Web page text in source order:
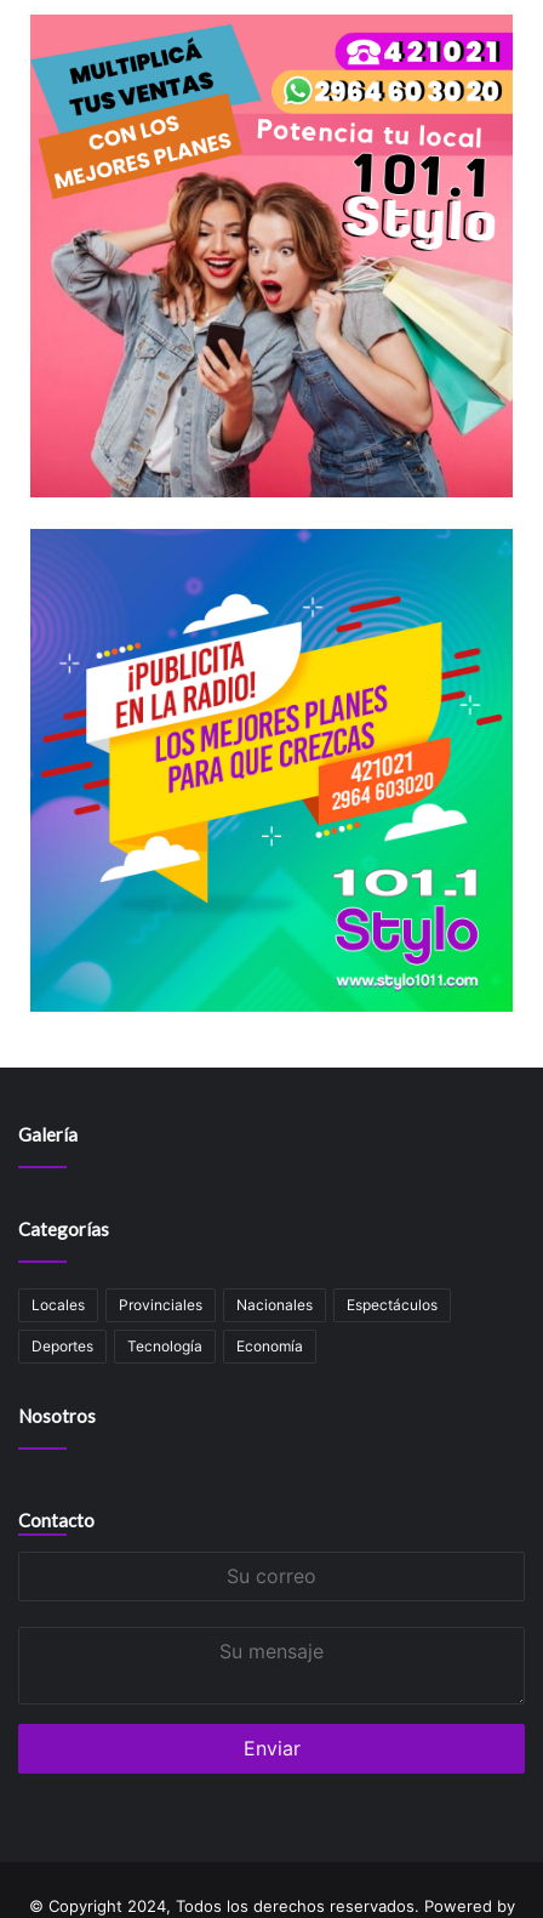
Galería
Categorías
Locales Provinciales Nacionales Espectáculos
Deportes Tecnología Economía
Nosotros
Contacto
© Copyright 2024, Todos los derechos reservados. Powered by